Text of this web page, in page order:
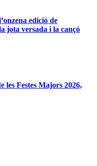
edició de
jota versada i la cançó
les Festes Majors 2026,